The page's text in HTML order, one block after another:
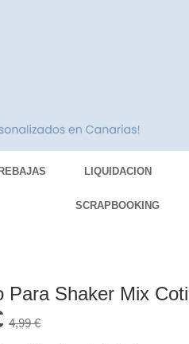
REBAJAS LIQUIDACION
SCRAPBOOKING
Para Shaker Mix
4,99 €